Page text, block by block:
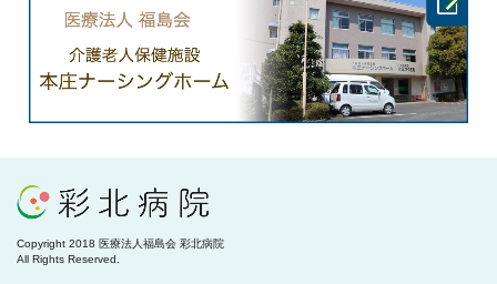
Copyright 2018 医療法人福島会 彩北病院
All Rights Reserved.